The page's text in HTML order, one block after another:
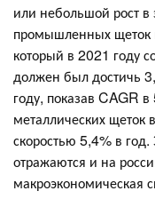
или небольшой рост в
промышленных щеток
который в 2021 году
должен был достичь
году, показав CAGR
металлических щеток
скоростью 5,4% в
отражаются и на
макроэкономическая